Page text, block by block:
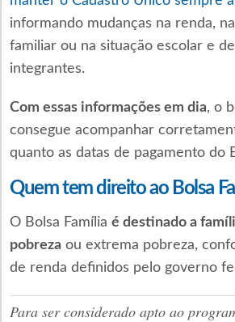
informando mudanças na renda,
familiar ou na situação escolar e
integrantes.
Com essas informações em dia, o
consegue acompanhar
quanto as datas de pagamento do
Quem tem direito ao Bolsa
O Bolsa Família é destinado a
pobrezaou extrema pobreza,
de renda definidos pelo governo
Para ser considerado apto ao